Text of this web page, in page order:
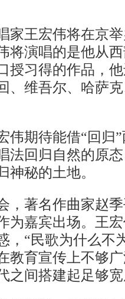
王宏伟将在京举
将演唱的是他从
授习得的作品，
、维吾尔、哈萨
期待能借“回归”
法回归自然的原
神秘的土地。
著名作曲家赵季
为嘉宾出场。王
，“民歌为什么不
教育宣传上不够
之间搭建起足够